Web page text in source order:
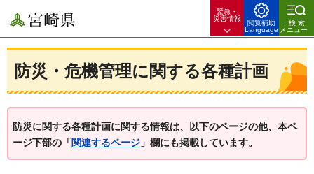
宮崎県
緊急・
災害情報
閲覧補助
Language
検索
メニュー
防災・危機管理に関する各種計画
防災に関する各種計画に関する情報は、以下のページの他、本ペ
ージ下部の「関連するページ 」欄にも掲載しています。